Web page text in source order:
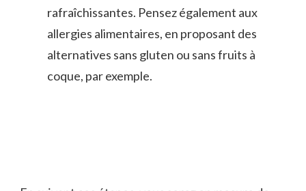
rafraîchissantes. Pensez également aux
‍allergies alimentaires, en ⁤proposant‌ des
alternatives sans gluten ou sans fruits à
‌coque, ‍par exemple.